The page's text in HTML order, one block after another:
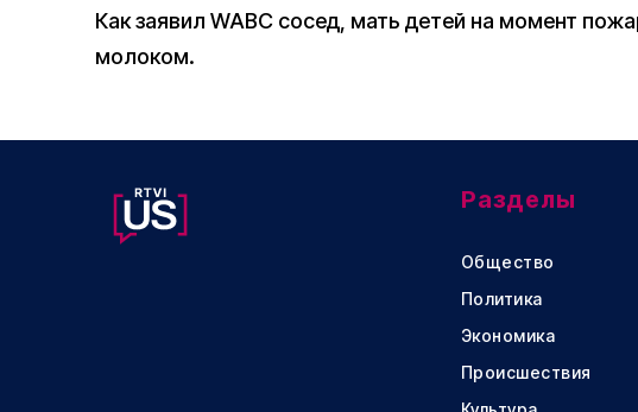
Как заявил WABC сосед, мать детей на момент
молоком.
Разделы
Общество
Политика
Экономика
Происшествия